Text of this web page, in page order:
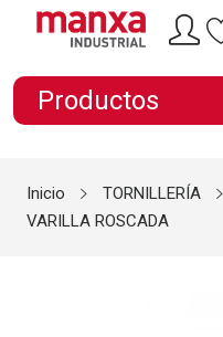
Productos
Inicio TORNILLERÍA
VARILLA ROSCADA